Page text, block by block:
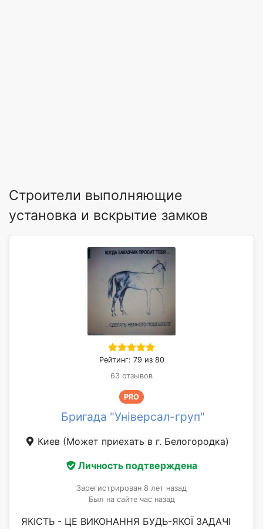
Строители выполняющие
установка и вскрытие замков
Рейтинг: 79 из 80
63 отзывов
PRO
Бригада "Універсал-груп"
Киев (Может приехать в г. Белогородка)
Личность подтверждена
Зарегистрирован 8 лет назад
Был на сайте час назад
ЯКІСТЬ - ЦЕ ВИКОНАННЯ БУДЬ-ЯКОЇ ЗАДАЧІ